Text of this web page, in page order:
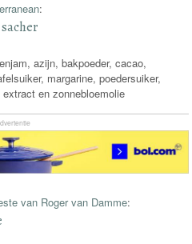
:
azijn, bakpoeder, cacao,
margarine, poedersuiker,
en zonnebloemolie
van Roger van Damme: